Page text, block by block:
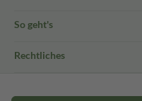
So geht's
Rechtliches